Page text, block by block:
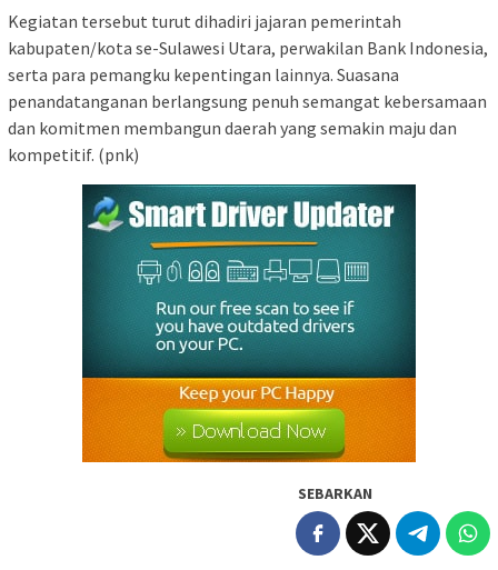
Kegiatan tersebut turut dihadiri jajaran pemerintah
kabupaten/kota se-Sulawesi Utara, perwakilan Bank Indonesia,
serta para pemangku kepentingan lainnya. Suasana
penandatanganan berlangsung penuh semangat kebersamaan
dan komitmen membangun daerah yang semakin maju dan
kompetitif. (pnk)
SEBARKAN